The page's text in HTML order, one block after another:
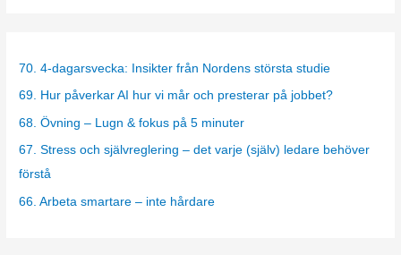
g
e
s
70. 4-dagarsvecka: Insikter från Nordens största studie
69. Hur påverkar AI hur vi mår och presterar på jobbet?
68. Övning – Lugn & fokus på 5 minuter
67. Stress och självreglering – det varje (själv) ledare behöver
förstå
66. Arbeta smartare – inte hårdare